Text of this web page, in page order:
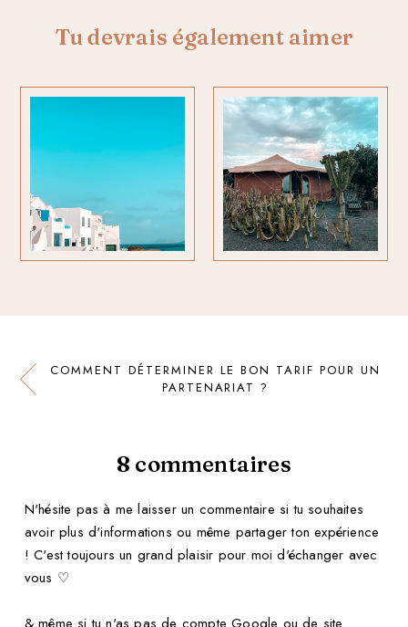
Tu devrais également aimer
COMMENT DÉTERMINER LE BON TARIF POUR UN
PARTENARIAT ?
8 commentaires
N'hésite pas à me laisser un commentaire si tu souhaites
avoir plus d'informations ou même partager ton expérience
! C'est toujours un grand plaisir pour moi d'échanger avec
vous ♡